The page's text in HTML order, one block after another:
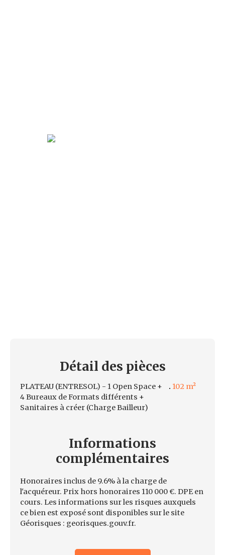
Détail des pièces
PLATEAU (ENTRESOL) - 1 Open Space +
4 Bureaux de Formats différents +
Sanitaires à créer (Charge Bailleur)
102 m²
Informations
complémentaires
Honoraires inclus de 9.6% à la charge de
l'acquéreur. Prix hors honoraires 110 000 €. DPE en
cours. Les informations sur les risques auxquels
ce bien est exposé sont disponibles sur le site
Géorisques : georisques.gouv.fr.